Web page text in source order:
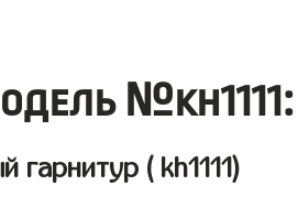
№kh1111:
гарнитур ( kh1111)